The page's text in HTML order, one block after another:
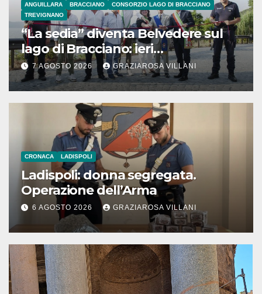
ANGUILLARA BRACCIANO
CONSORZIO LAGO DI BRACCIANO
TREVIGNANO
“La sedia” diventa Belvedere sul
lago di Bracciano: ieri
l’inaugurazione
7 AGOSTO 2026 GRAZIAROSA VILLANI
CRONACA LADISPOLI
Ladispoli: donna segregata.
Operazione dell’Arma
6 AGOSTO 2026 GRAZIAROSA VILLANI